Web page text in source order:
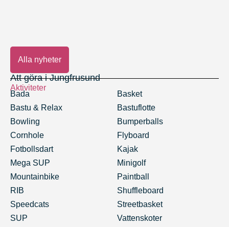
Alla nyheter
Att göra i Jungfrusund
Aktiviteter
Bada
Basket
Bastu & Relax
Bastuflotte
Bowling
Bumperballs
Cornhole
Flyboard
Fotbollsdart
Kajak
Mega SUP
Minigolf
Mountainbike
Paintball
RIB
Shuffleboard
Speedcats
Streetbasket
SUP
Vattenskoter